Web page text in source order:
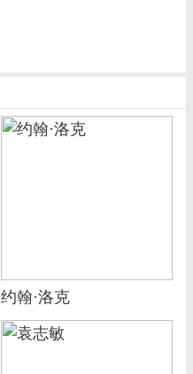
约翰·洛克